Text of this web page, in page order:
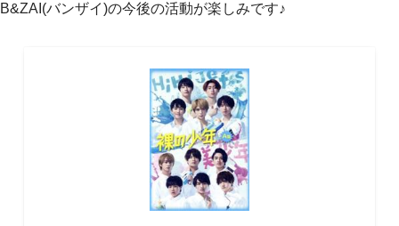
B&ZAI(バンザイ)の今後の活動が楽しみです♪